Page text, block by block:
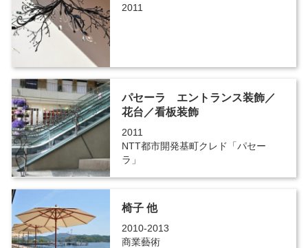
2011
パセーラ エントランス装飾／
花台／看板装飾
2011
NTT都市開発基町クレド「パセー
ラ」
椅子 他
2010-2013
商業藝術